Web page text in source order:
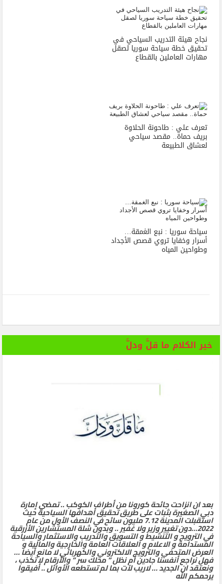
نجاح هيئة التدريب السياحي في
تحقيق خطة سياحة سوريا لصقل
مهارات العاملين بالقطاع
تعرف علي : طاحونة الحلاوة
بريف حماة.. مقصد سياحي
لعشاق الطبيعة
سياحة سوريا : نبع الغمقة…
أسرار وخفايا تروي قصص الأجداد
وطواحين المياه
خير الكلام ما قلَّ ودلَّ
بعد ان انزاحت جائحة كورونا من أطراف الكوكب .. تمضي إمارة
دبي الصغيرة بثبات على طريق تحقيق أهدافها السياحية حيث
استقبلت المدينة 7.12 مليون سائح في النصف الأول من عام
2022…دون تغيير وزير ولا غفير .. وبدون شلة المستشارين الأزرقية
في الترويج و التنشيط و التسويق والتدريب والاستثمار والسياحة
المستدامة و الاعلام و العلاقات العامة والخارجية والمالية و
العرض المتحفي والترويج الالكتروني والكهربائي لا مانع أيضا …
فهل نراجع أنفسنا جادين أم نظل ” محلك سر ” والأرقام لا تكذب ،
ونعتقد ان الجديد … لاريب لآت بما لم تستطعه الأوائل .. أفيقوا
يرحمكم الله